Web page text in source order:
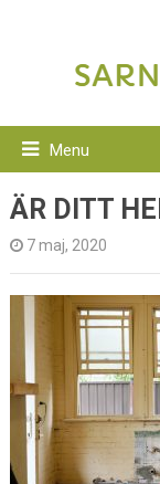
Menu
ÄR DITT
7 maj, 2020